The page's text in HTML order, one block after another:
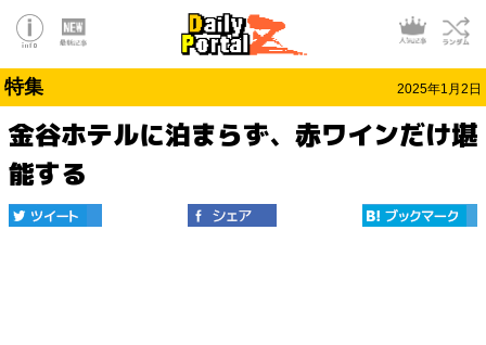
特集 2025年1月2日
金谷ホテルに泊まらず、赤ワインだけ堪
能する